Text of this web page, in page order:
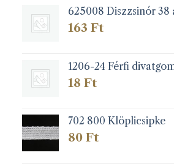
625008 Diszzsinór 38
163 Ft
1206-24 Férfi
18 Ft
702 800 Klöplicsipke
80 Ft